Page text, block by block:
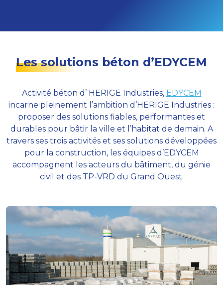
Les solutions béton d’EDYCEM
Activité béton d’ HERIGE Industries, EDYCEM
incarne pleinement l’ambition d’HERIGE Industries :
proposer des solutions fiables, performantes et
durables pour bâtir la ville et l’habitat de demain. A
travers ses trois activités et ses solutions développées
pour la construction, les équipes d’EDYCEM
accompagnent les acteurs du bâtiment, du génie
civil et des TP-VRD du Grand Ouest.